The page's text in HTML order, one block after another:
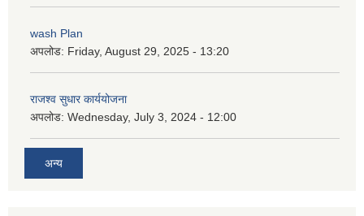
wash Plan
अपलोड: Friday, August 29, 2025 - 13:20
राजश्व सुधार कार्ययोजना
अपलोड: Wednesday, July 3, 2024 - 12:00
अन्य